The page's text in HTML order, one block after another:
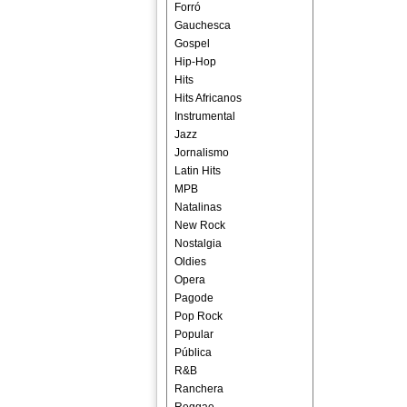
Forró
Gauchesca
Gospel
Hip-Hop
Hits
Hits Africanos
Instrumental
Jazz
Jornalismo
Latin Hits
MPB
Natalinas
New Rock
Nostalgia
Oldies
Opera
Pagode
Pop Rock
Popular
Pública
R&B
Ranchera